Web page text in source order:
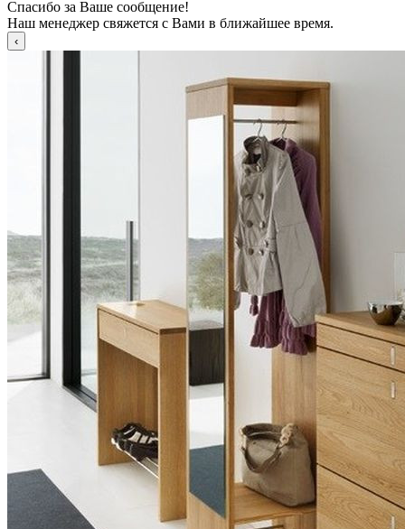
Спасибо за Ваше сообщение!
Наш менеджер свяжется с Вами в ближайшее время.